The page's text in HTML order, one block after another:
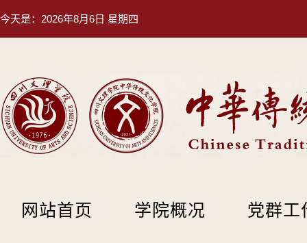
今天是： 2026年8月6日 星期四
网站首页 学院概况 党群工